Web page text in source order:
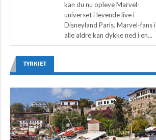
kan du nu opleve Marvel-
universet i levende live i
Disneyland Paris. Marvel-fans i
alle aldre kan dykke ned i en...
TYRKIET